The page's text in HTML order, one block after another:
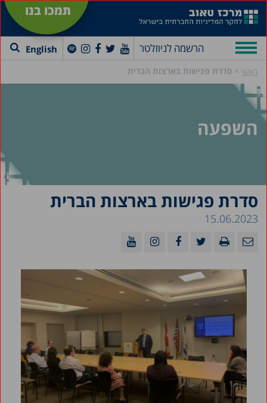
תמכו בנו
הרשמה לניוזלטר English
ראשי » סדרת פגישות בארצות הברית
השפעה
סדרת פגישות בארצות הברית
15.06.2023